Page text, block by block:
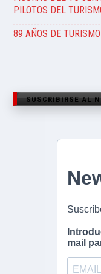
PILOTOS DEL
89 AÑOS DE
SUSCRIBIRSE AL